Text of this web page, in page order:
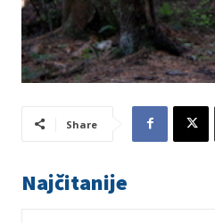
Share
Najčitanije